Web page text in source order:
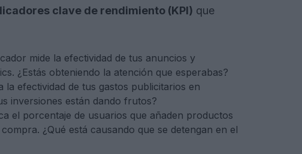
clave de rendimiento (KPI) que
mide la efectividad de tus anuncios y
¿Estás obteniendo la atención que esperabas?
la efectividad de tus gastos publicitarios en
inversiones están dando frutos?
el porcentaje de usuarios que añaden productos
¿Qué está causando que se detengan en el